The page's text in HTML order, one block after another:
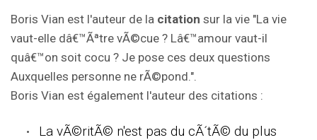
Boris Vian est l'auteur de la citation sur la vie "La vie
vaut-elle dâ€™Ãªtre vÃ©cue ? Lâ€™amour vaut-il
quâ€™on soit cocu ? Je pose ces deux questions
Auxquelles personne ne rÃ©pond.".
Boris Vian est également l'auteur des citations :
La vÃ©ritÃ© n'est pas du cÃ´tÃ© du plus